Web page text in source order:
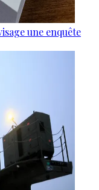
une enquête